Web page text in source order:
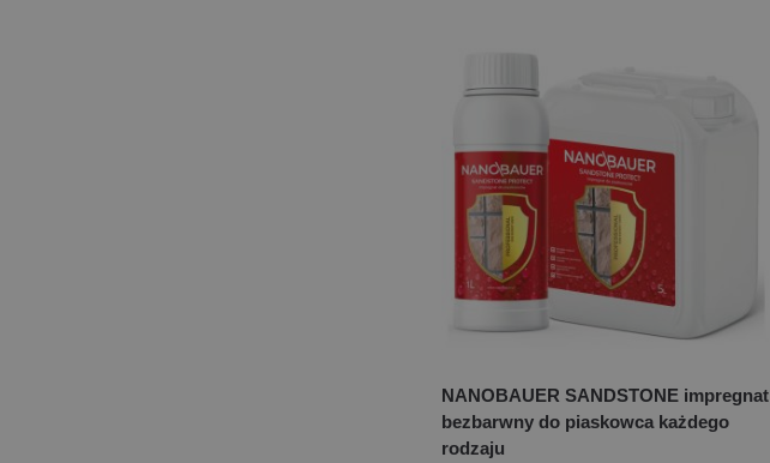
NANOBAUER SANDSTONE impregnat
bezbarwny do piaskowca każdego
rodzaju